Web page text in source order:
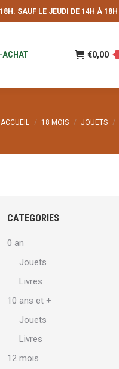
SAUF LE JEUDI DE 14H À 18H
€0,00
Vous êtes ici :
ACCUEIL 18 MOIS JOUETS
CATEGORIES
0 an
Jouets
Livres
10 ans et +
Jouets
Livres
12 mois
: